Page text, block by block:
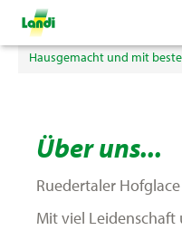
Ruedertaler Hofglace
Hausgemacht und mit
Über uns...
Ruedertaler Hofglace
Mit viel